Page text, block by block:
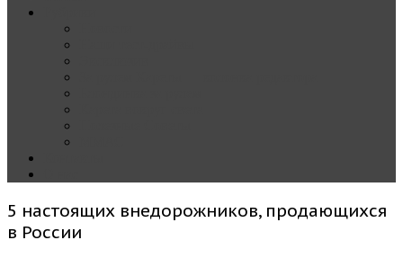
5 настоящих внедорожников, продающихся
в России